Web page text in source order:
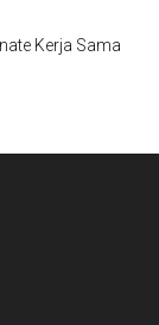
Kerja Sama